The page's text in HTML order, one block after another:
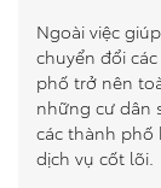
Ngoài việc
chuyển đổi
phố trở nên
những cư dân
các thành phố
dịch vụ cốt lõi.